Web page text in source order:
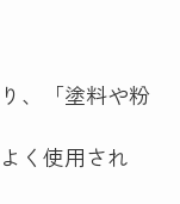
、「塗料や粉
く使用され